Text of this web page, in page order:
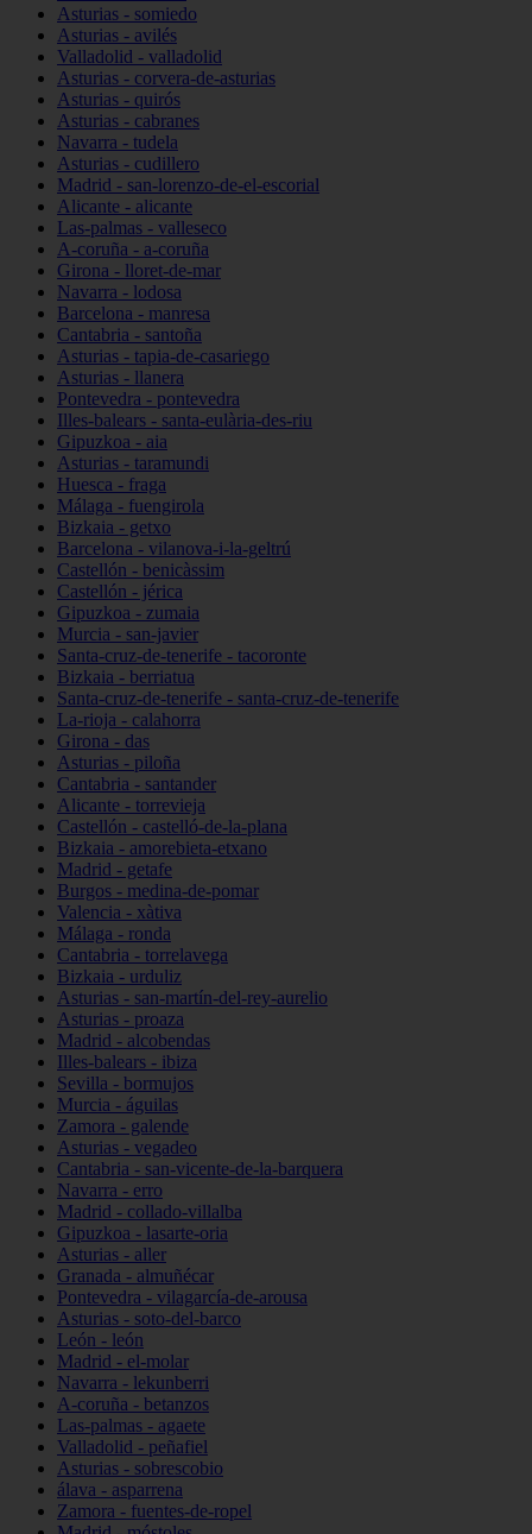
Asturias - somiedo
Asturias - avilés
Valladolid - valladolid
Asturias - corvera-de-asturias
Asturias - quirós
Asturias - cabranes
Navarra - tudela
Asturias - cudillero
Madrid - san-lorenzo-de-el-escorial
Alicante - alicante
Las-palmas - valleseco
A-coruña - a-coruña
Girona - lloret-de-mar
Navarra - lodosa
Barcelona - manresa
Cantabria - santoña
Asturias - tapia-de-casariego
Asturias - llanera
Pontevedra - pontevedra
Illes-balears - santa-eulària-des-riu
Gipuzkoa - aia
Asturias - taramundi
Huesca - fraga
Málaga - fuengirola
Bizkaia - getxo
Barcelona - vilanova-i-la-geltrú
Castellón - benicàssim
Castellón - jérica
Gipuzkoa - zumaia
Murcia - san-javier
Santa-cruz-de-tenerife - tacoronte
Bizkaia - berriatua
Santa-cruz-de-tenerife - santa-cruz-de-tenerife
La-rioja - calahorra
Girona - das
Asturias - piloña
Cantabria - santander
Alicante - torrevieja
Castellón - castelló-de-la-plana
Bizkaia - amorebieta-etxano
Madrid - getafe
Burgos - medina-de-pomar
Valencia - xàtiva
Málaga - ronda
Cantabria - torrelavega
Bizkaia - urduliz
Asturias - san-martín-del-rey-aurelio
Asturias - proaza
Madrid - alcobendas
Illes-balears - ibiza
Sevilla - bormujos
Murcia - águilas
Zamora - galende
Asturias - vegadeo
Cantabria - san-vicente-de-la-barquera
Navarra - erro
Madrid - collado-villalba
Gipuzkoa - lasarte-oria
Asturias - aller
Granada - almuñécar
Pontevedra - vilagarcía-de-arousa
Asturias - soto-del-barco
León - león
Madrid - el-molar
Navarra - lekunberri
A-coruña - betanzos
Las-palmas - agaete
Valladolid - peñafiel
Asturias - sobrescobio
álava - asparrena
Zamora - fuentes-de-ropel